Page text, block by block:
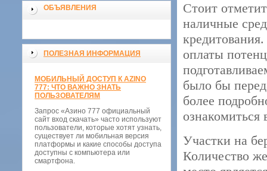
ОБЪЯВЛЕНИЯ
ПОЛЕЗНАЯ ИНФОРМАЦИЯ
МОБИЛЬНЫЙ ДОСТУП К AZINO
777: ЧТО ВАЖНО ЗНАТЬ
ПОЛЬЗОВАТЕЛЯМ
Запрос «Азино 777 официальный
сайт вход скачать» часто используют
пользователи, которые хотят узнать,
существует ли мобильная версия
платформы и какие способы доступа
доступны с компьютера или
смартфона.
Стоит
наличные
оплаты
было бы
более
Участки на
Количество